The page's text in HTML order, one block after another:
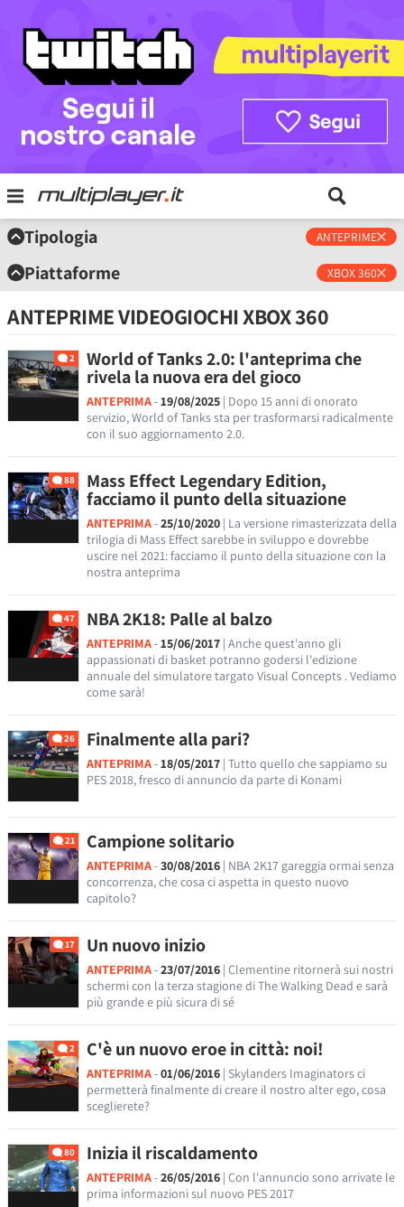
Tipologia ANTEPRIME
Piattaforme XBOX 360
ANTEPRIME VIDEOGIOCHI XBOX 360
2 World of Tanks 2.0: l'anteprima che
rivela la nuova era del gioco
ANTEPRIMA-19/08/2025 | Dopo 15 anni di onorato
servizio, World of Tanks sta per trasformarsi radicalmente
con il suo aggiornamento 2.0.
88 Mass Effect Legendary Edition,
facciamo il punto della situazione
ANTEPRIMA-25/10/2020 | La versione rimasterizzata della
trilogia di Mass Effect sarebbe in sviluppo e dovrebbe
uscire nel 2021: facciamo il punto della situazione con la
nostra anteprima
47 NBA 2K18: Palle al balzo
ANTEPRIMA-15/06/2017 | Anche quest'anno gli
appassionati di basket potranno godersi l'edizione
annuale del simulatore targato Visual Concepts . Vediamo
come sarà!
26 Finalmente alla pari?
ANTEPRIMA-18/05/2017 | Tutto quello che sappiamo su
PES 2018, fresco di annuncio da parte di Konami
21 Campione solitario
ANTEPRIMA-30/08/2016 | NBA 2K17 gareggia ormai senza
concorrenza, che cosa ci aspetta in questo nuovo
capitolo?
17 Un nuovo inizio
ANTEPRIMA-23/07/2016 | Clementine ritornerà sui nostri
schermi con la terza stagione di The Walking Dead e sarà
più grande e più sicura di sé
2 C'è un nuovo eroe in città: noi!
ANTEPRIMA-01/06/2016 | Skylanders Imaginators ci
permetterà finalmente di creare il nostro alter ego, cosa
sceglierete?
80 Inizia il riscaldamento
ANTEPRIMA-26/05/2016 | Con l'annuncio sono arrivate le
prima informazioni sul nuovo PES 2017